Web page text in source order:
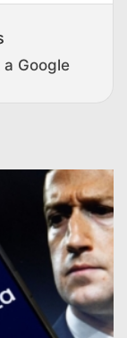
Google